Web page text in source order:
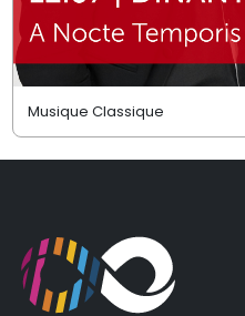
Musique Classique